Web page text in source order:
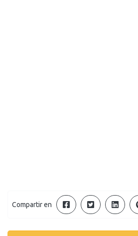
Compartir en